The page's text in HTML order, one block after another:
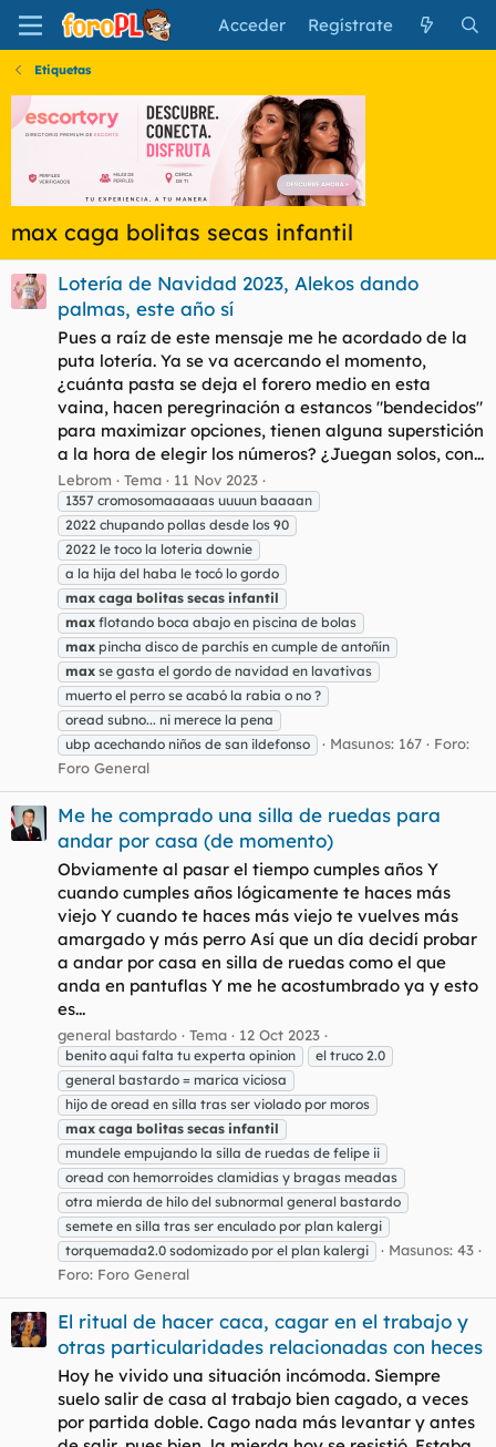
Acceder Regístrate
Etiquetas
max caga bolitas secas infantil
Lotería de Navidad 2023, Alekos dando
palmas, este año sí
Pues a raíz de este mensaje me he acordado de la
puta lotería. Ya se va acercando el momento,
¿cuánta pasta se deja el forero medio en esta
vaina, hacen peregrinación a estancos "bendecidos"
para maximizar opciones, tienen alguna superstición
a la hora de elegir los números? ¿Juegan solos, con...
Lebrom Tema 11 Nov 2023
1357 cromosomaaaaas uuuun baaaan
2022 chupando pollas desde los 90
2022 le toco la loteria downie
a la hija del haba le tocó lo gordo
max caga bolitas secas infantil
max flotando boca abajo en piscina de bolas
max pincha disco de parchís en cumple de antoñín
max se gasta el gordo de navidad en lavativas
muerto el perro se acabó la rabia o no ?
oread subno... ni merece la pena
ubp acechando niños de san ildefonso
Masunos: 167
Foro:
Foro General
Me he comprado una silla de ruedas para
andar por casa (de momento)
Obviamente al pasar el tiempo cumples años Y
cuando cumples años lógicamente te haces más
viejo Y cuando te haces más viejo te vuelves más
amargado y más perro Así que un día decidí probar
a andar por casa en silla de ruedas como el que
anda en pantuflas Y me he acostumbrado ya y esto
es...
general bastardo Tema 12 Oct 2023
benito aqui falta tu experta opinion
el truco 2.0
general bastardo = marica viciosa
hijo de oread en silla tras ser violado por moros
max caga bolitas secas infantil
mundele empujando la silla de ruedas de felipe ii
oread con hemorroides clamidias y bragas meadas
otra mierda de hilo del subnormal general bastardo
semete en silla tras ser enculado por plan kalergi
torquemada2.0 sodomizado por el plan kalergi
Masunos: 43
Foro: Foro General
El ritual de hacer caca, cagar en el trabajo y
otras particularidades relacionadas con heces
Hoy he vivido una situación incómoda. Siempre
suelo salir de casa al trabajo bien cagado, a veces
por partida doble. Cago nada más levantar y antes